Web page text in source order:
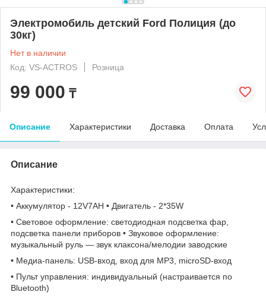
Электромобиль детский Ford Полиция (до
30кг)
Нет в наличии
Код: VS-ACTROS
Розница
99 000 ₸
Описание Характеристики Доставка Оплата
Описание
Характеристики:
• Аккумулятор - 12V7AH • Двигатель - 2*35W
• Световое оформление: светодиодная подсветка фар,
подсветка панели приборов • Звуковое оформление:
музыкальный руль — звук клаксона/мелодии заводские
• Медиа-панель: USB-вход, вход для MP3, microSD-вход
• Пульт управления: индивидуальный (настраивается по
Bluetooth)